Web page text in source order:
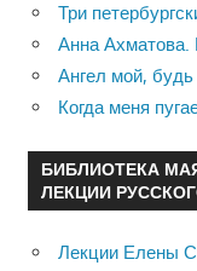
Три
Анна Ахматова.
Ангел мой,
Когда меня
БИБЛИОТЕКА
ЛЕКЦИИ
Лекции Елены